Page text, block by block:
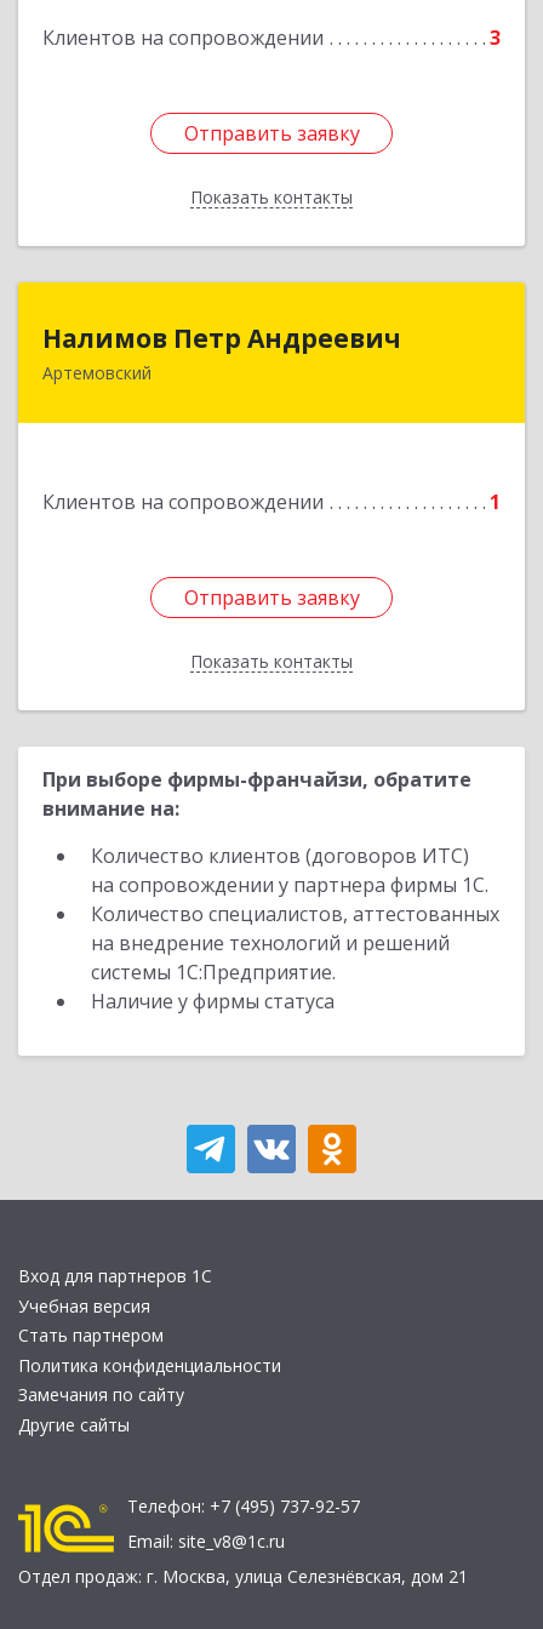
Клиентов на сопровождении 3
Отправить заявку
Показать контакты
Отправить заявку
Назад
Налимов Петр Андреевич
Артемовский
Клиентов на сопровождении 1
Отправить заявку
Показать контакты
623780, Свердловская обл, Артемовский г,
Отправить заявку
Назад
При выборе фирмы-франчайзи, обратите
внимание на:
Количество клиентов (договоров ИТС)
на сопровождении у партнера фирмы 1С.
Количество специалистов, аттестованных
на внедрение технологий и решений
системы 1С:Предприятие.
Наличие у фирмы статуса
Вход для партнеров 1С
Учебная версия
Стать партнером
Политика конфиденциальности
Замечания по сайту
Другие сайты
Телефон: +7 (495) 737-92-57
Email: site_v8@1c.ru
Отдел продаж: г. Москва, улица Селезнёвская, дом 21